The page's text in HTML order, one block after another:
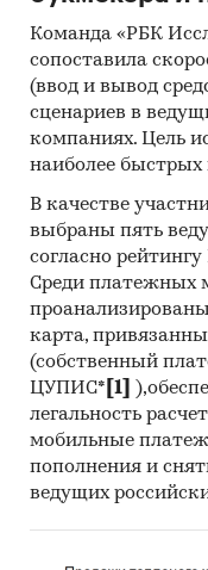
Прогноз
поправкой на
Отчет отражает
инвестиционной
Категории:
Продукты
Сухофрукты
Россия
Команда «РБК
сопоставила
(ввод и вывод
сценариев в
компаниях. Цель
наиболее быстрых
В качестве
выбраны пять
согласно
Среди платежных
карта,
(собственный
ЦУПИС* [1]
легальность
мобильные
пополнения и
ведущих